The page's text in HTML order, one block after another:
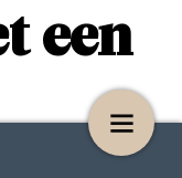
een